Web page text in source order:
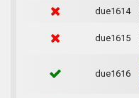
due1614
due1615
due1616